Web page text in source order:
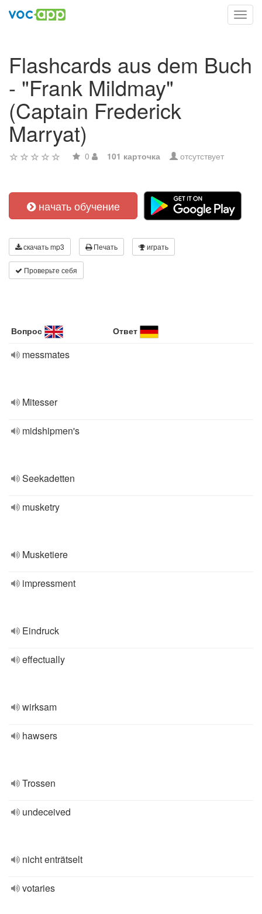
Flashcards aus dem Buch
- "Frank Mildmay"
(Captain Frederick
Marryat)
0 101 карточка отсутствует
начать обучение
скачать mp3 Печать играть
Проверьте себя
Вопрос Ответ
messmates
Mitesser
midshipmen's
Seekadetten
musketry
Musketiere
impressment
Eindruck
effectually
wirksam
hawsers
Trossen
undeceived
nicht enträtselt
votaries